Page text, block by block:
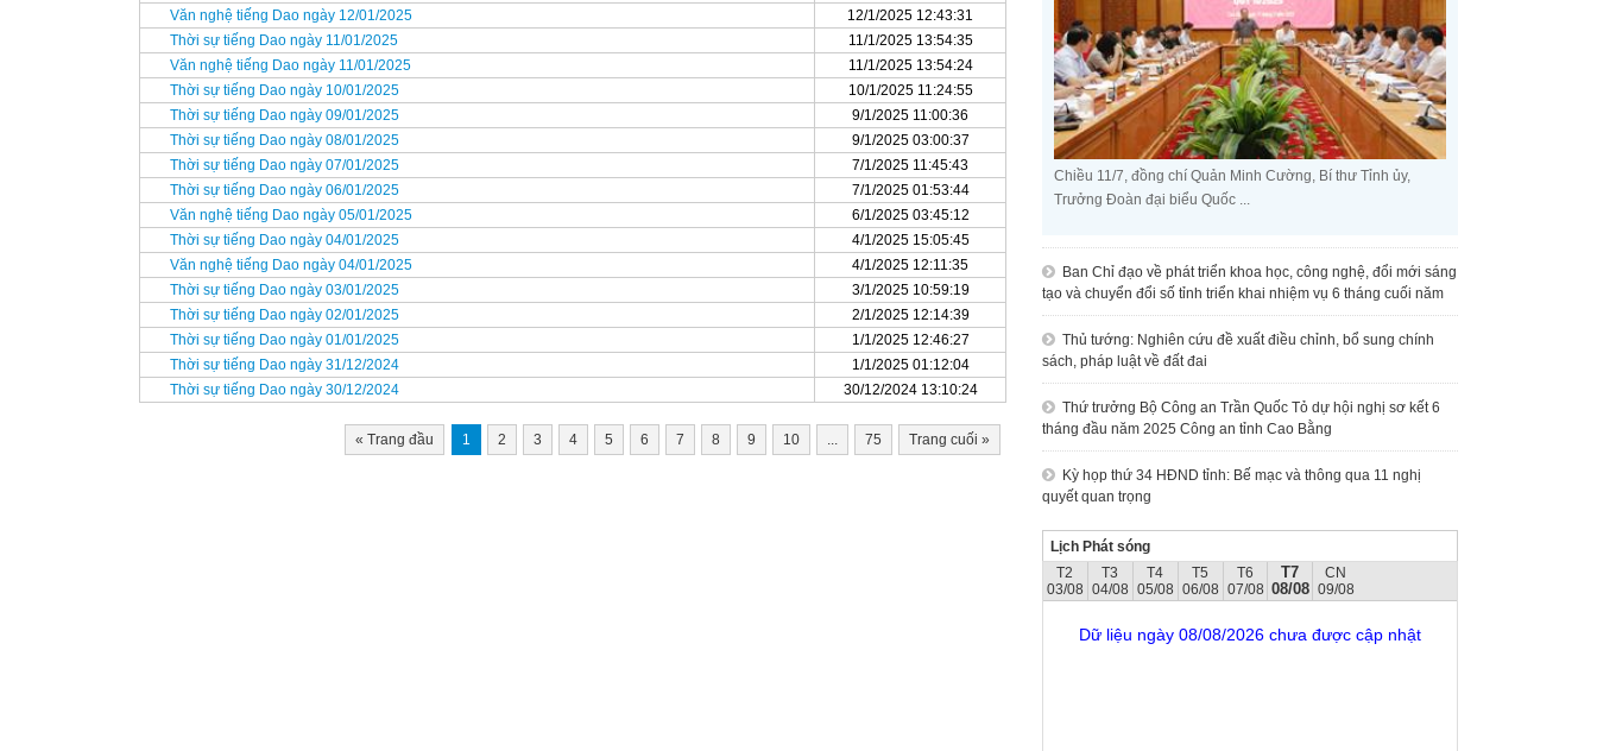
Văn nghệ tiếng Dao ngày 12/01/2025
12/1/2025 12:43:31
Thời sự tiếng Dao ngày 11/01/2025
11/1/2025 13:54:35
Văn nghệ tiếng Dao ngày 11/01/2025
11/1/2025 13:54:24
Thời sự tiếng Dao ngày 10/01/2025
10/1/2025 11:24:55
Thời sự tiếng Dao ngày 09/01/2025
9/1/2025 11:00:36
Thời sự tiếng Dao ngày 08/01/2025
9/1/2025 03:00:37
Thời sự tiếng Dao ngày 07/01/2025
7/1/2025 11:45:43
Thời sự tiếng Dao ngày 06/01/2025
7/1/2025 01:53:44
Văn nghệ tiếng Dao ngày 05/01/2025
6/1/2025 03:45:12
Thời sự tiếng Dao ngày 04/01/2025
4/1/2025 15:05:45
Văn nghệ tiếng Dao ngày 04/01/2025
4/1/2025 12:11:35
Thời sự tiếng Dao ngày 03/01/2025
3/1/2025 10:59:19
Thời sự tiếng Dao ngày 02/01/2025
2/1/2025 12:14:39
Thời sự tiếng Dao ngày 01/01/2025
1/1/2025 12:46:27
Thời sự tiếng Dao ngày 31/12/2024
1/1/2025 01:12:04
Thời sự tiếng Dao ngày 30/12/2024
30/12/2024 13:10:24
« Trang đầu 1 2 3 4 5 6 7 8 9 10 ... 75 Trang cuối »
Chiều 11/7, đồng chí Quản Minh Cường, Bí thư Tỉnh ủy,
Trưởng Đoàn đại biểu Quốc ...
Ban Chỉ đạo về phát triển khoa học, công nghệ, đổi mới sáng
tạo và chuyển đổi số tỉnh triển khai nhiệm vụ 6 tháng cuối năm
Thủ tướng: Nghiên cứu đề xuất điều chỉnh, bổ sung chính
sách, pháp luật về đất đai
Thứ trưởng Bộ Công an Trần Quốc Tỏ dự hội nghị sơ kết 6
tháng đầu năm 2025 Công an tỉnh Cao Bằng
Kỳ họp thứ 34 HĐND tỉnh: Bế mạc và thông qua 11 nghị
quyết quan trọng
Lịch Phát sóng
T2
03/08
T3
04/08
T4
05/08
T5
06/08
T6
07/08
T7
08/08
CN
09/08
Dữ liệu ngày 08/08/2026 chưa được cập nhật